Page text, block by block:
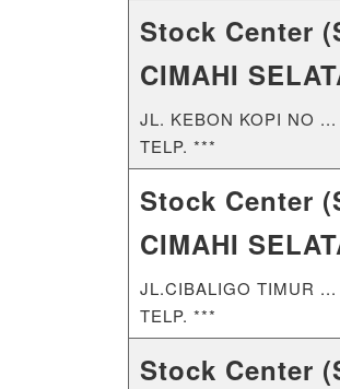
Stock Center
CIMAHI
JL. KEBON KOPI NO
TELP. ***
Stock Center
CIMAHI
JL.CIBALIGO TIMUR
TELP. ***
Stock Center